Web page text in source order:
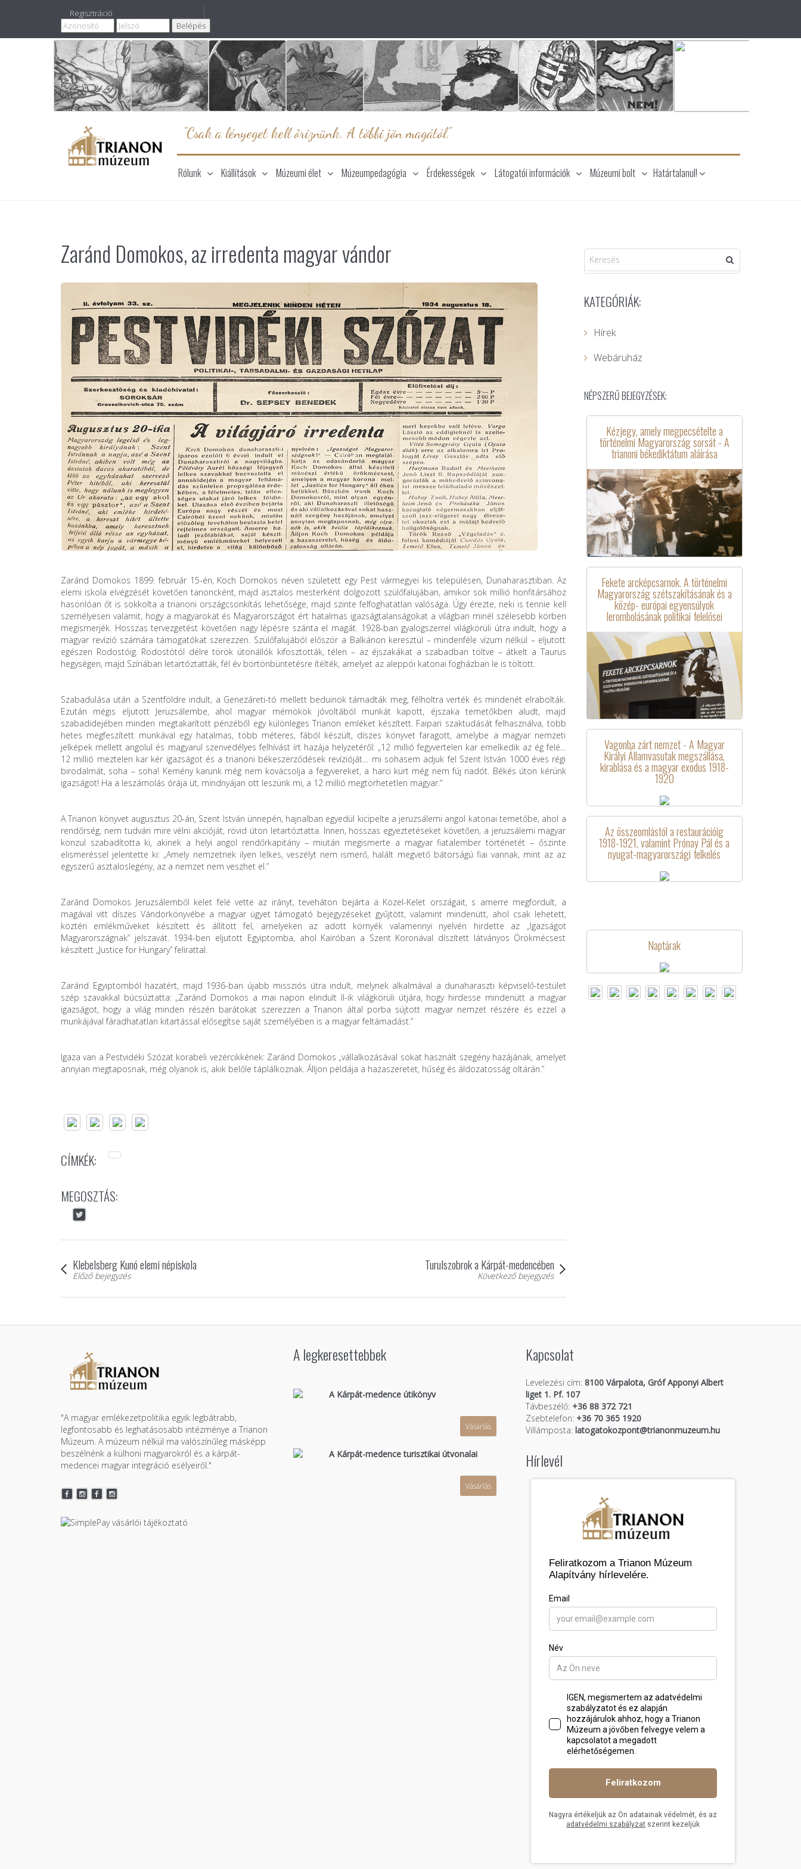
Regisztráció
"Csak a lényeget kell őriznünk. A többi jön magától."
Rólunk Kiállítások Múzeumi élet Múzeumpedagógia Érdekességek Látogatói információk Múzeumi bolt Határtalanul!
Zaránd Domokos, az irredenta magyar vándor
Zaránd Domokos 1899. február 15-én, Koch Domokos néven született egy Pest vármegyei kis településen, Dunaharasztiban. Az
elemi iskola elvégzését követően tanoncként, majd asztalos mesterként dolgozott szülőfalujában, amikor sok millió honfitársához
hasonlóan őt is sokkolta a trianoni országcsonkítás lehetősége, majd szinte felfoghatatlan valósága. Úgy érezte, neki is tennie kell
személyesen valamit, hogy a magyarokat és Magyarországot ért hatalmas igazságtalanságokat a világban minél szélesebb körben
megismerjék. Hosszas tervezgetést követően nagy lépésre szánta el magát. 1928-ban gyalogszerrel világkörüli útra indult, hogy a
magyar revízió számára támogatókat szerezzen. Szülőfalujából először a Balkánon keresztül – mindenféle vízum nélkül – eljutott
egészen Rodostóig. Rodostótól délre török útonállók kifosztották, télen – az éjszakákat a szabadban töltve – átkelt a Taurus
hegységen, majd Szíriában letartóztatták, fél év börtönbüntetésre ítélték, amelyet az aleppói katonai fogházban le is töltött.
Szabadulása után a Szentföldre indult, a Genezáreti-tó mellett beduinok támadták meg, félholtra verték és mindenét elrabolták.
Ezután mégis eljutott Jeruzsálembe, ahol magyar mérnökök jóvoltából munkát kapott, éjszaka temetőkben aludt, majd
szabadidejében minden megtakarított pénzéből egy különleges Trianon emléket készített. Faipari szaktudását felhasználva, több
hetes megfeszített munkával egy hatalmas, több méteres, fából készült, díszes könyvet faragott, amelybe a magyar nemzeti
jelképek mellett angolul és magyarul szenvedélyes felhívást írt hazája helyzetéről: „12 millió fegyvertelen kar emelkedik az ég felé...
12 millió meztelen kar kér igazságot és a trianoni békeszerződések revízióját… mi sohasem adjuk fel Szent István 1000 éves régi
birodalmát, soha – soha! Kemény karunk még nem kovácsolja a fegyvereket, a harci kürt még nem fúj riadót. Békés úton kérünk
igazságot! Ha a leszámolás órája üt, mindnyájan ott leszünk mi, a 12 millió megtörhetetlen magyar.”
A Trianon könyvet augusztus 20-án, Szent István ünnepén, hajnalban egyedül kicipelte a jeruzsálemi angol katonai temetőbe, ahol a
rendőrség, nem tudván mire vélni akcióját, rövid úton letartóztatta. Innen, hosszas egyeztetéseket követően, a jeruzsálemi magyar
konzul szabadította ki, akinek a helyi angol rendőrkapitány – miután megismerte a magyar fiatalember történetét – őszinte
elismeréssel jelentette ki: „Amely nemzetnek ilyen lelkes, veszélyt nem ismerő, halált megvető bátorságú fiai vannak, mint az az
egyszerű asztaloslegény, az a nemzet nem veszhet el.”
Zaránd Domokos Jeruzsálemből kelet felé vette az irányt, teveháton bejárta a Közel-Kelet országait, s amerre megfordult, a
magával vitt díszes Vándorkönyvébe a magyar ügyet támogató bejegyzéseket gyűjtött, valamint mindenütt, ahol csak lehetett,
köztéri emlékműveket készített és állított fel, amelyeken az adott környék valamennyi nyelvén hirdette az „Igazságot
Magyarországnak” jelszavát. 1934-ben eljutott Egyiptomba, ahol Kairóban a Szent Koronával díszített látványos Örökmécsest
készített „Justice for Hungary” felirattal.
Zaránd Egyiptomból hazatért, majd 1936-ban újabb missziós útra indult, melynek alkalmával a dunaharaszti képviselő-testület
szép szavakkal búcsúztatta: „Zaránd Domokos a mai napon elindult II-ik világkörüli útjára, hogy hirdesse mindenütt a magyar
igazságot, hogy a világ minden részén barátokat szerezzen a Trianon által porba sújtott magyar nemzet részére és ezzel a
munkájával fáradhatatlan kitartással elősegítse saját személyében is a magyar feltámadást.”
Igaza van a Pestvidéki Szózat korabeli vezércikkének: Zaránd Domokos „vállalkozásával sokat használt szegény hazájának, amelyet
annyian megtaposnak, még olyanok is, akik belőle táplálkoznak. Álljon példája a hazaszeretet, hűség és áldozatosság oltárán.”
CÍMKÉK:
MEGOSZTÁS:
Klebelsberg Kunó elemi népiskola
Előző bejegyzés
Turulszobrok a Kárpát-medencében
Következő bejegyzés
KATEGÓRIÁK:
Hírek
Webáruház
NÉPSZERŰ BEJEGYZÉSEK:
Kézjegy, amely megpecsételte a
történelmi Magyarország sorsát - A
trianoni békediktátum aláírása
Fekete arcképcsarnok. A történelmi
Magyarország szétszakításának és a
közép- európai egyensúlyok
lerombolásának politikai felelősei
Vagonba zárt nemzet - A Magyar
Királyi Államvasutak megszállása,
kirablása és a magyar exodus 1918-
1920
Az összeomlástól a restaurációig
1918-1921, valamint Prónay Pál és a
nyugat-magyarországi felkelés
Naptárak
"A magyar emlékezetpolitika egyik legbátrabb,
legfontosabb és leghatásosabb intézménye a Trianon
Múzeum. A múzeum nélkül ma valószínűleg másképp
beszélnénk a külhoni magyarokról és a kárpát-
medencei magyar integráció esélyeiről."
A legkeresettebbek
A Kárpát-medence útikönyv
Vásárlás
A Kárpát-medence turisztikai útvonalai
Vásárlás
Kapcsolat
Levelezési cím: 8100 Várpalota, Gróf Apponyi Albert
liget 1. Pf. 107
Távbeszélő: +36 88 372 721
Zsebtelefon: +36 70 365 1920
Villámposta: latogatokozpont@trianonmuzeum.hu
Hírlevél